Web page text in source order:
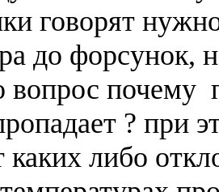
говорят
до форсунок,
вопрос почему
? при
каких либо